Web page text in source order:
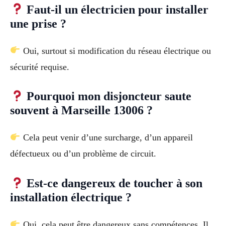
Faut-il un électricien pour installer
une prise ?
Oui, surtout si modification du réseau électrique ou
sécurité requise.
Pourquoi mon disjoncteur saute
souvent à Marseille 13006 ?
Cela peut venir d’une surcharge, d’un appareil
défectueux ou d’un problème de circuit.
Est-ce dangereux de toucher à son
installation électrique ?